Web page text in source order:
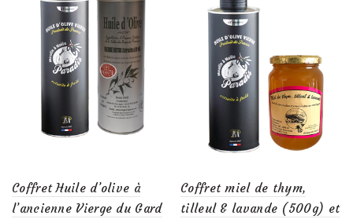
Coffret Huile d’olive à
l’ancienne Vierge du Gard
Coffret miel de thym,
tilleul & lavande (500g) et